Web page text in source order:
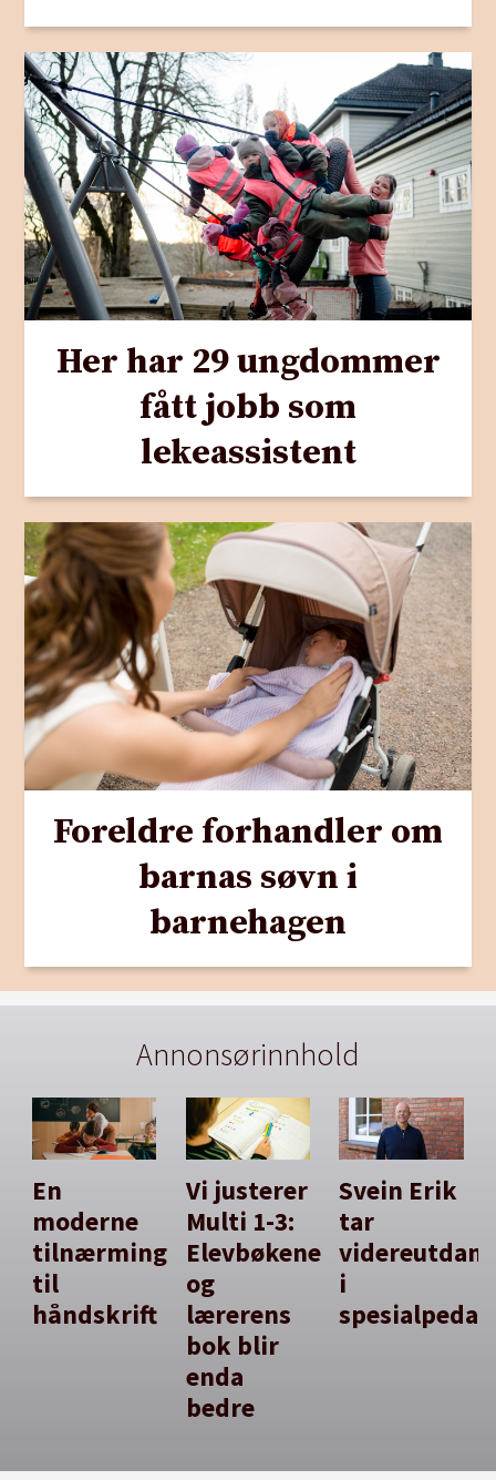
Her har 29 ungdommer
fått jobb som
lekeassistent
Foreldre forhandler om
barnas søvn i
barnehagen
Annonsørinnhold
En
moderne
tilnærming
til
håndskrift
Vi justerer
Multi 1-3:
Elevbøkene
og
lærerens
bok blir
enda
bedre
Svein Erik
tar
i